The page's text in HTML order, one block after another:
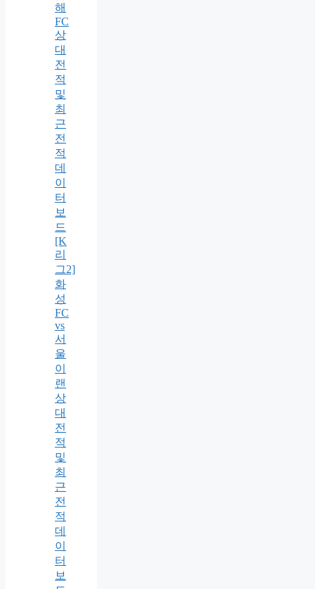
해
FC
상
대
전
적
및
최
근
전
적
데
이
터
보
드
[K
리
그2]
화
성
FC
vs
서
울
이
랜
상
대
전
적
및
최
근
전
적
데
이
터
보